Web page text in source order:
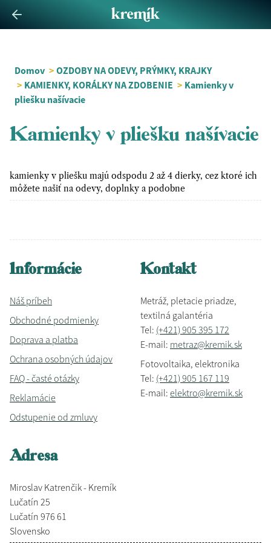
Domov > OZDOBY NA ODEVY, PRÝMKY, KRAJKY
> KAMIENKY, KORÁLKY NA ZDOBENIE > Kamienky v
pliešku našívacie
Kamienky v pliešku našívacie
kamienky v pliešku majú odspodu 2 až 4 dierky, cez ktoré ich
môžete našiť na odevy, doplnky a podobne
Informácie
Náš príbeh
Obchodné podmienky
Doprava a platba
Ochrana osobných údajov
FAQ - časté otázky
Reklamácie
Odstupenie od zmluvy
Kontakt
Metráž, pletacie priadze,
textilná galantéria
Tel: (+421) 905 395 172
E-mail: metraz@kremik.sk
Fotovoltaika, elektronika
Tel: (+421) 905 167 119
E-mail: elektro@kremik.sk
Adresa
Miroslav Katrenčik - Kremík
Lučatín 25
Lučatín 976 61
Slovensko